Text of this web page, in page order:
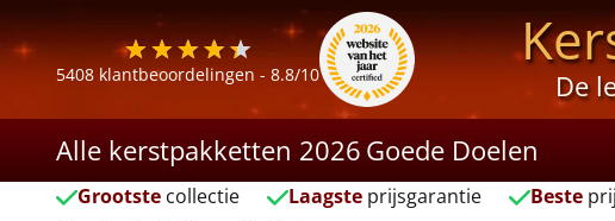
5408 klantbeoordelingen - 8.8/10
De
Alle kerstpakketten 2026 Goede Doelen
Grootste collectie Laagsteprijsgarantie Beste